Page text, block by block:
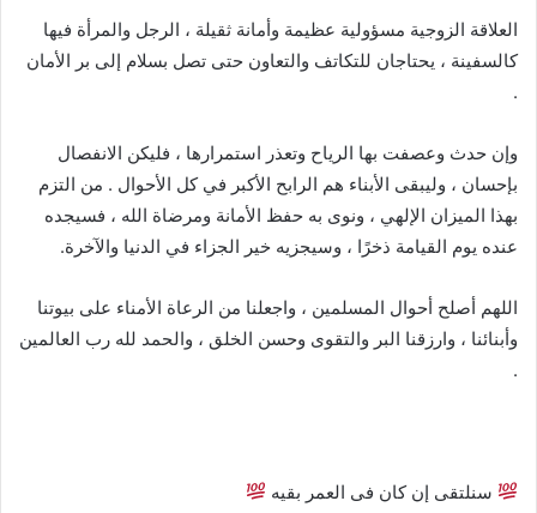
العلاقة الزوجية مسؤولية عظيمة وأمانة ثقيلة ، الرجل والمرأة فيها
كالسفينة ، يحتاجان للتكاتف والتعاون حتى تصل بسلام إلى بر الأمان
.
وإن حدث وعصفت بها الرياح وتعذر استمرارها ، فليكن الانفصال
بإحسان ، وليبقى الأبناء هم الرابح الأكبر في كل الأحوال . من التزم
بهذا الميزان الإلهي ، ونوى به حفظ الأمانة ومرضاة الله ، فسيجده
عنده يوم القيامة ذخرًا ، وسيجزيه خير الجزاء في الدنيا والآخرة.
اللهم أصلح أحوال المسلمين ، واجعلنا من الرعاة الأمناء على بيوتنا
وأبنائنا ، وارزقنا البر والتقوى وحسن الخلق ، والحمد لله رب العالمين
.
سنلتقى إن كان فى العمر بقيه